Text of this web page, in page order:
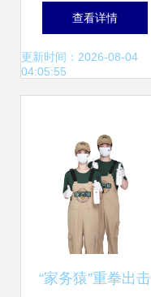
家政服务，点亮品
质生活
查看详情
更新时间：2026-08-04
04:05:55
“家务猿”重拳出击